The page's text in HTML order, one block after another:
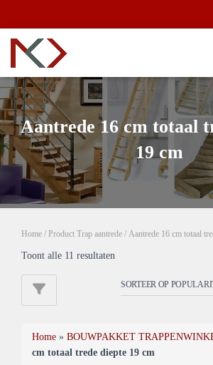
Aantrede 16 cm totaal
19 cm
Home / Product Trap aantrede / Aantrede 16 cm totaal
Toont alle 11 resultaten
populariteit
Home » BOUWPAKKET
cm totaal trede diepte 19 cm